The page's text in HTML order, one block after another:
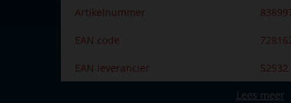
Artikelnummer
EAN code
EAN leverancier 52532
Lemax
Lees meer